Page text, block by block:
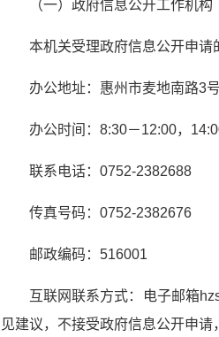
（一）政府信息公开工作机构
本机关受理政府信息公开申请
办公地址：惠州市麦地南路3号
办公时间：8:30－12:00，
联系电话：0752-2382688
传真号码：0752-2382676
邮政编码：516001
互联网联系方式：电子邮箱
见建议，不接受政府信息公开申请